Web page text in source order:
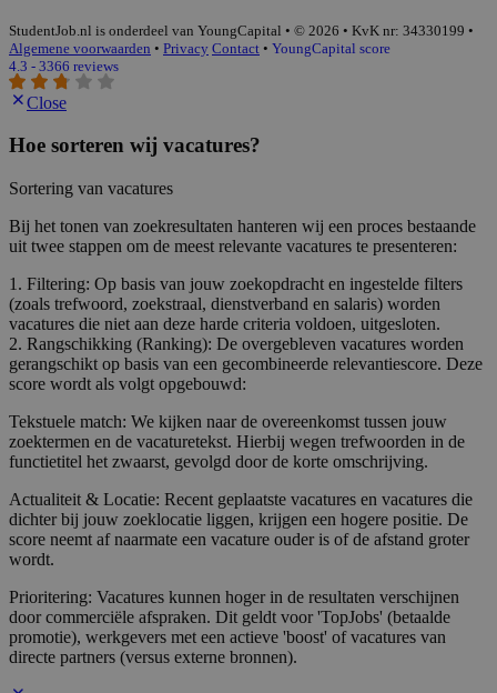
StudentJob.nl is onderdeel van YoungCapital • © 2026 • KvK nr: 34330199 •
Algemene voorwaarden • Privacy Contact • YoungCapital score
4.3 - 3366 reviews
Close
Hoe sorteren wij vacatures?
Sortering van vacatures
Bij het tonen van zoekresultaten hanteren wij een proces bestaande
uit twee stappen om de meest relevante vacatures te presenteren:
1. Filtering: Op basis van jouw zoekopdracht en ingestelde filters
(zoals trefwoord, zoekstraal, dienstverband en salaris) worden
vacatures die niet aan deze harde criteria voldoen, uitgesloten.
2. Rangschikking (Ranking): De overgebleven vacatures worden
gerangschikt op basis van een gecombineerde relevantiescore. Deze
score wordt als volgt opgebouwd:
Tekstuele match: We kijken naar de overeenkomst tussen jouw
zoektermen en de vacaturetekst. Hierbij wegen trefwoorden in de
functietitel het zwaarst, gevolgd door de korte omschrijving.
Actualiteit & Locatie: Recent geplaatste vacatures en vacatures die
dichter bij jouw zoeklocatie liggen, krijgen een hogere positie. De
score neemt af naarmate een vacature ouder is of de afstand groter
wordt.
Prioritering: Vacatures kunnen hoger in de resultaten verschijnen
door commerciële afspraken. Dit geldt voor 'TopJobs' (betaalde
promotie), werkgevers met een actieve 'boost' of vacatures van
directe partners (versus externe bronnen).